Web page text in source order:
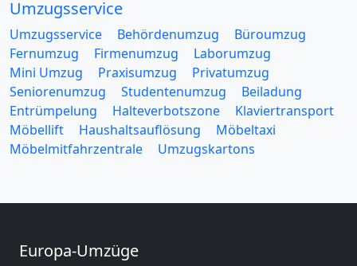
Umzugsservice
Umzugsservice Behördenumzug
Büroumzug
Fernumzug
Firmenumzug
Laborumzug
Mini Umzug
Praxisumzug
Privatumzug
Seniorenumzug
Studentenumzug
Beiladung
Entrümpelung
Halteverbotszone
Klaviertransport
Möbellift
Haushaltsauflösung
Möbeltaxi
Möbelmitfahrzentrale
Umzugskartons
Europa-Umzüge